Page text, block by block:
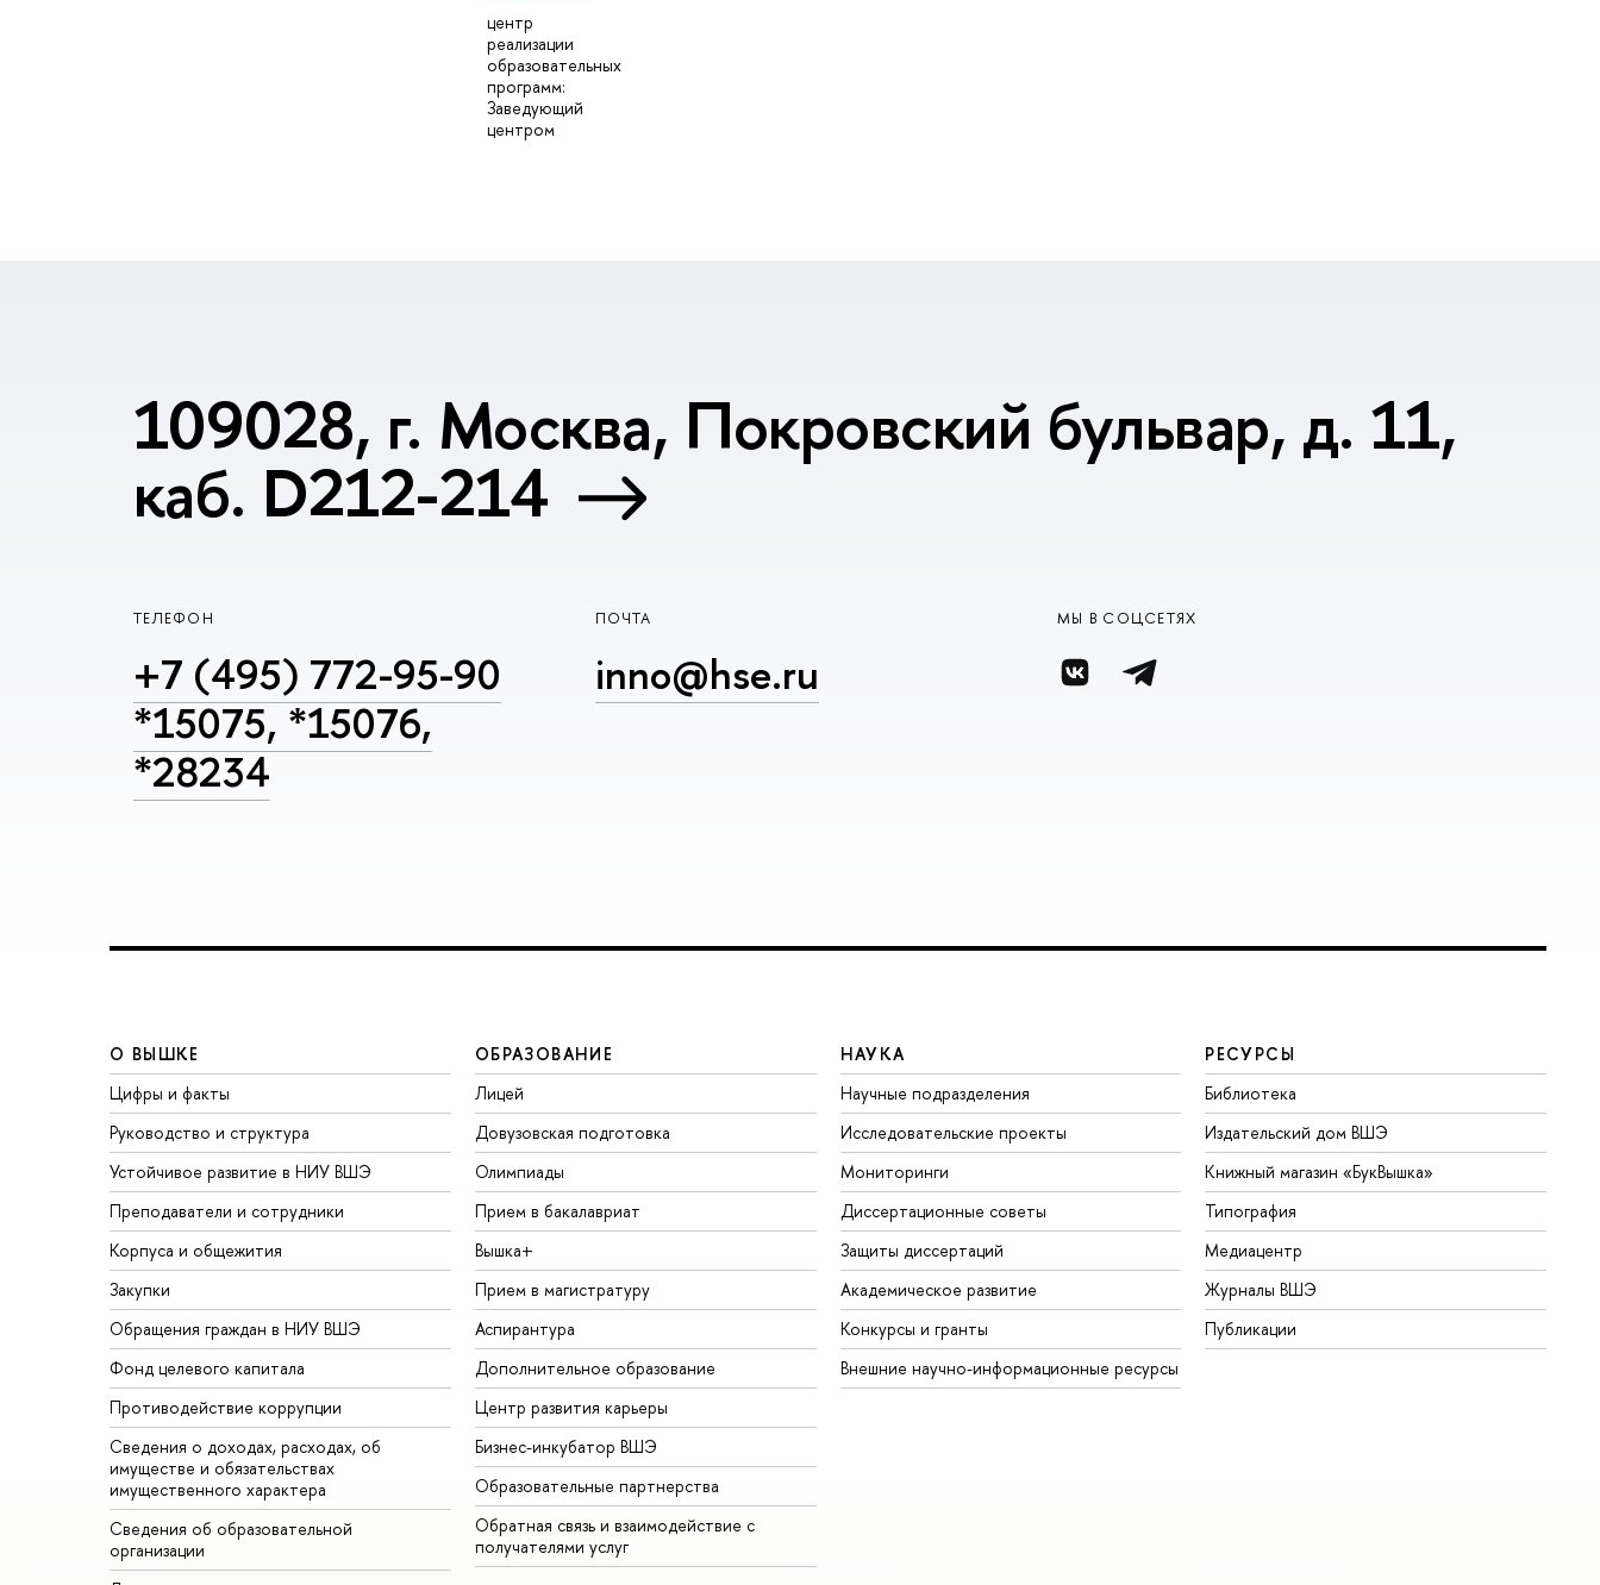
центр
реализации
образовательных
программ:
Заведующий
центром
109028, г. Москва, Покровский бульвар, д. 11,
каб. D212-214
ТЕЛЕФОН
+7 (495) 772-95-90
*15075, *15076,
*28234
ПОЧТА
inno@hse.ru
МЫ В СОЦСЕТЯХ
О ВЫШКЕ
Цифры и факты
Руководство и структура
Устойчивое развитие в НИУ ВШЭ
Преподаватели и сотрудники
Корпуса и общежития
Закупки
Обращения граждан в НИУ ВШЭ
Фонд целевого капитала
Противодействие коррупции
Сведения о доходах, расходах, об
имуществе и обязательствах
имущественного характера
Сведения об образовательной
организации
ОБРАЗОВАНИЕ
Лицей
Довузовская подготовка
Олимпиады
Прием в бакалавриат
Вышка+
Прием в магистратуру
Аспирантура
Дополнительное образование
Центр развития карьеры
Бизнес-инкубатор ВШЭ
Образовательные партнерства
Обратная связь и взаимодействие с
получателями услуг
НАУКА
Научные подразделения
Исследовательские проекты
Мониторинги
Диссертационные советы
Защиты диссертаций
Академическое развитие
Конкурсы и гранты
Внешние научно-информационные ресурсы
РЕСУРСЫ
Библиотека
Издательский дом ВШЭ
Книжный магазин «БукВышка»
Типография
Медиацентр
Журналы ВШЭ
Публикации